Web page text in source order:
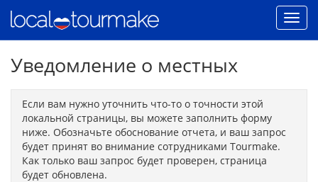
Уведомление о местных
Если вам нужно уточнить что-то о точности этой
локальной страницы, вы можете заполнить форму
ниже. Обозначьте обоснование отчета, и ваш запрос
будет принят во внимание сотрудниками Tourmake.
Как только ваш запрос будет проверен, страница
будет обновлена.